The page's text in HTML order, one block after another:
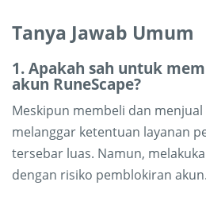
Tanya Jawab Umum
1. Apakah sah untuk
akun RuneScape?
Meskipun membeli dan menjual
melanggar ketentuan layanan
tersebar luas. Namun,
dengan risiko pemblokiran akun.